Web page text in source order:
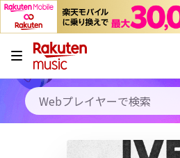
キャンペーン
料金プラン
使い方